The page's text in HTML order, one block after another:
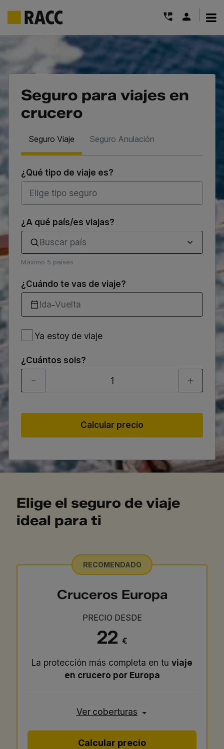
al
Seguro para viajes en
crucero
Seguro Viaje Seguro Anulación
¿Qué tipo de viaje es?
¿A qué país/es viajas?
Buscar país
Máximo 5 países
¿Cuándo te vas de viaje?
Ida–Vuelta
Ya
estoy
viaje
Ya estoy de viaje
¿Cuántos sois?
Elige el seguro de viaje
ideal para ti
RECOMENDADO
Cruceros Europa
PRECIO DESDE
22 €
La protección más completa en tu viaje
en crucero por Europa
Ver coberturas
Calcular precio